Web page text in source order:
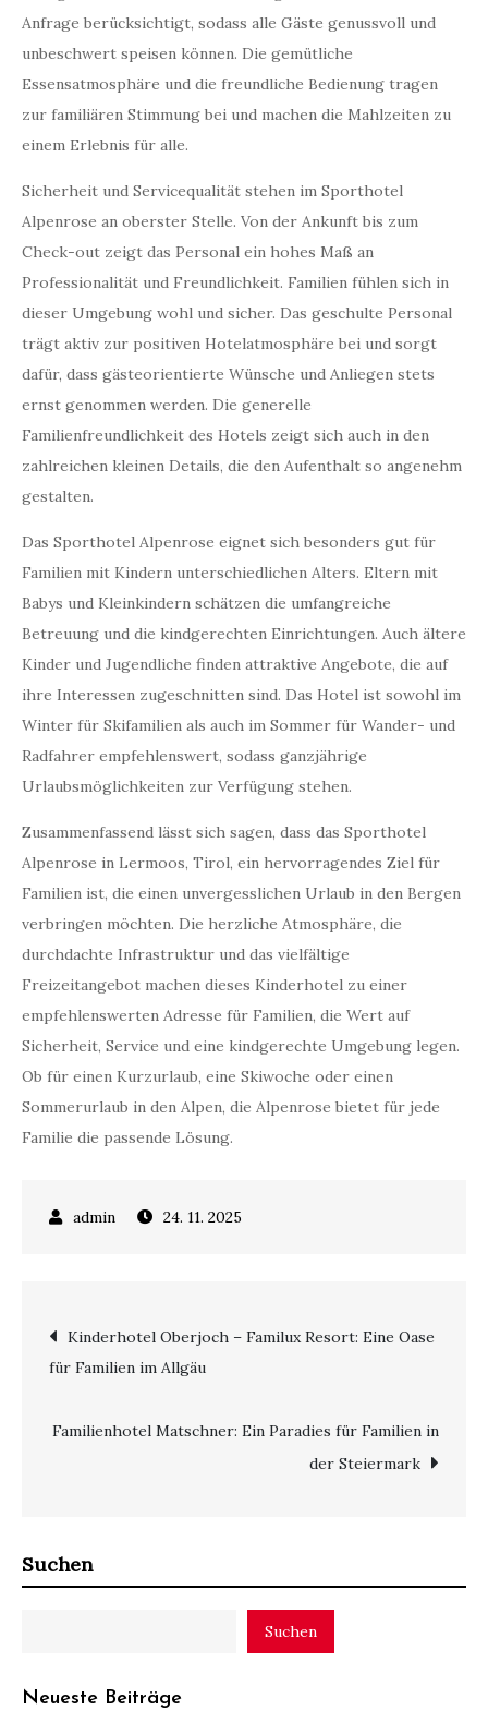
Anfrage berücksichtigt, sodass alle Gäste genussvoll und
unbeschwert speisen können. Die gemütliche
Essensatmosphäre und die freundliche Bedienung tragen
zur familiären Stimmung bei und machen die Mahlzeiten zu
einem Erlebnis für alle.
Sicherheit und Servicequalität stehen im Sporthotel
Alpenrose an oberster Stelle. Von der Ankunft bis zum
Check-out zeigt das Personal ein hohes Maß an
Professionalität und Freundlichkeit. Familien fühlen sich in
dieser Umgebung wohl und sicher. Das geschulte Personal
trägt aktiv zur positiven Hotelatmosphäre bei und sorgt
dafür, dass gästeorientierte Wünsche und Anliegen stets
ernst genommen werden. Die generelle
Familienfreundlichkeit des Hotels zeigt sich auch in den
zahlreichen kleinen Details, die den Aufenthalt so angenehm
gestalten.
Das Sporthotel Alpenrose eignet sich besonders gut für
Familien mit Kindern unterschiedlichen Alters. Eltern mit
Babys und Kleinkindern schätzen die umfangreiche
Betreuung und die kindgerechten Einrichtungen. Auch ältere
Kinder und Jugendliche finden attraktive Angebote, die auf
ihre Interessen zugeschnitten sind. Das Hotel ist sowohl im
Winter für Skifamilien als auch im Sommer für Wander- und
Radfahrer empfehlenswert, sodass ganzjährige
Urlaubsmöglichkeiten zur Verfügung stehen.
Zusammenfassend lässt sich sagen, dass das Sporthotel
Alpenrose in Lermoos, Tirol, ein hervorragendes Ziel für
Familien ist, die einen unvergesslichen Urlaub in den Bergen
verbringen möchten. Die herzliche Atmosphäre, die
durchdachte Infrastruktur und das vielfältige
Freizeitangebot machen dieses Kinderhotel zu einer
empfehlenswerten Adresse für Familien, die Wert auf
Sicherheit, Service und eine kindgerechte Umgebung legen.
Ob für einen Kurzurlaub, eine Skiwoche oder einen
Sommerurlaub in den Alpen, die Alpenrose bietet für jede
Familie die passende Lösung.
24. 11. 2025
Beitragsnavigation
Kinderhotel Oberjoch – Familux Resort: Eine Oase
für Familien im Allgäu
Familienhotel Matschner: Ein Paradies für Familien in
der Steiermark
Suchen
Suchen
Neueste Beiträge